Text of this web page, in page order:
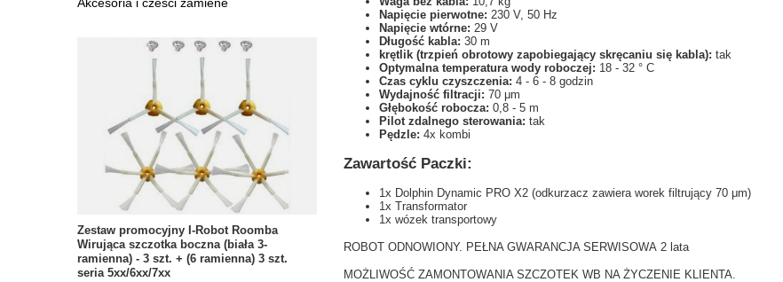
Zestaw promocyjny I-Robot Roomba
Wirująca szczotka boczna (biała 3-
ramienna) - 3 szt. + (6 ramienna) 3 szt.
seria 5xx/6xx/7xx
Napięcie pierwotne: 230 V, 50 Hz
Napięcie wtórne: 29 V
Długość kabla: 30 m
krętlik (trzpień obrotowy zapobiegający skręcaniu się kabla): tak
Optymalna temperatura wody roboczej: 18 - 32 ° C
Czas cyklu czyszczenia: 4 - 6 - 8 godzin
Wydajność filtracji: 70 μm
Głębokość robocza: 0,8 - 5 m
Pilot zdalnego sterowania: tak
Pędzle: 4x kombi
Zawartość Paczki:
1x Dolphin Dynamic PRO X2 (odkurzacz zawiera worek filtrujący 70 μm)
1x Transformator
1x wózek transportowy
ROBOT ODNOWIONY. PEŁNA GWARANCJA SERWISOWA 2 lata
MOŻLIWOŚĆ ZAMONTOWANIA SZCZOTEK WB NA ŻYCZENIE KLIENTA.